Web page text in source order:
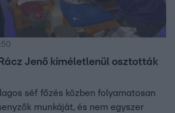
Jenő kíméletlenül osztották
séf főzés közben folyamatosan
munkáját, és nem egyszer